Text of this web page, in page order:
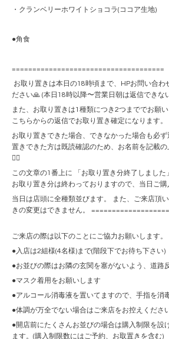
・クランベリーホワイトショコラ(ココア生地)
●角食
=====================================
お取り置きは本日の18時頃まで、HPお問い合わ
ださい🙏 (本日18時以降〜営業日朝は返信できな
また、お取り置きは1種類につき2つまででお願
こちらからの返信でお取り置き確定になります。
お取り置きできた場合、できなかった場合も必
置きできた方は既読確認のため、お名前を記載
🙇‍♀️
この文章の1番上に 「お取り置き分終了しました
お取り置き分は終わっておりますので、当日ご購
当日は店頭に全種類並びます。 また、ご来店頂
きの変更はできません。
ご来店の際は以下のことにご協力お願いします。
●入店は2組様(4名様)まで(階段下でお待ち下さい)
●お並びの際はお隣の玄関を塞がないよう、道路
●マスク着用をお願いします
●アルコール消毒液を置いてますので、手指を消
●体調が万全でない場合はご来店をお控えくださ
●開店前にたくさんお並びの場合は購入制限を設
ます。(購入制限数にはご予約、お取置きを含む)